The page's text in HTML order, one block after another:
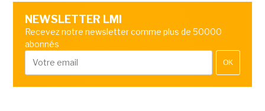
NEWSLETTER LMI
Recevez notre newsletter comme plus de 50000
abonnés
OK